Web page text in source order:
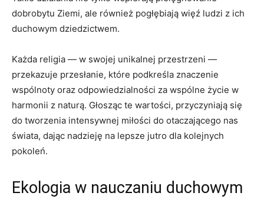
dobrobytu Ziemi, ale również pogłębiają więź ludzi z ich
⁤duchowym dziedzictwem.
Każda religia — w swojej unikalnej⁤ przestrzeni —
przekazuje przesłanie, które​ podkreśla znaczenie
wspólnoty oraz odpowiedzialności za wspólne życie⁤ w
harmonii z naturą. Głosząc te wartości, przyczyniają się
do tworzenia intensywnej miłości do otaczającego nas
świata, dając⁤ nadzieję na lepsze jutro dla kolejnych
pokoleń.
Ekologia‍ w‍ nauczaniu duchowym